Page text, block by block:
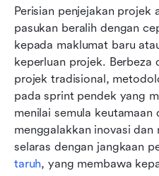
Perisian penjejakan projek
pasukan beralih dengan
kepada maklumat baru
keperluan projek. Berbeza
projek tradisional,
pada sprint pendek yang
menilai semula
menggalakkan inovasi
selaras dengan jangkaan
taruh, yang membawa